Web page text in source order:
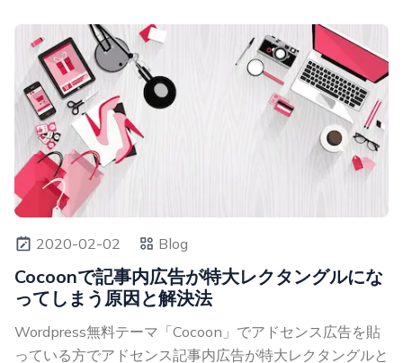
2020-02-02 Blog
Cocoonで記事内広告が特大レクタングルにな
ってしまう原因と解決法
Wordpress無料テーマ「Cocoon」でアドセンス広告を貼
っている方でアドセンス記事内広告が特大レクタングルと